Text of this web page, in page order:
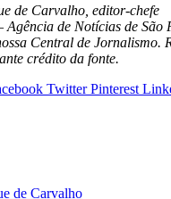
de Carvalho, editor-chefe
Agência de Notícias de São
Central de Jornalismo.
crédito da fonte.
Twitter Pinterest
de Carvalho